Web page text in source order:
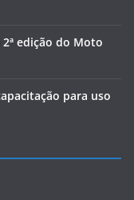
edição do Moto
para uso